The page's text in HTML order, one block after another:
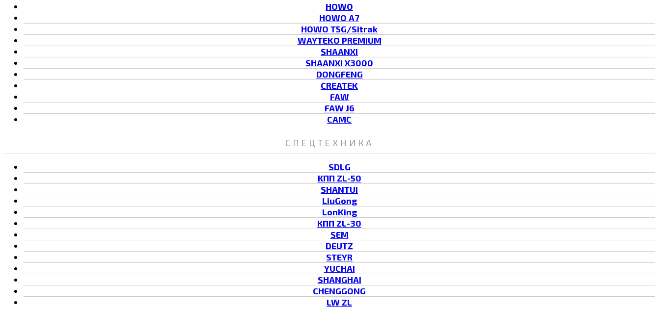
HOWO
HOWO A7
HOWO T5G/Sitrak
WAYTEKO PREMIUM
SHAANXI
SHAANXI X3000
DONGFENG
CREATEK
FAW
FAW J6
CAMC
СПЕЦТЕХНИКА
SDLG
КПП ZL-50
SHANTUI
LiuGong
LonKing
КПП ZL-30
SEM
DEUTZ
STEYR
YUCHAI
SHANGHAI
CHENGGONG
LW ZL